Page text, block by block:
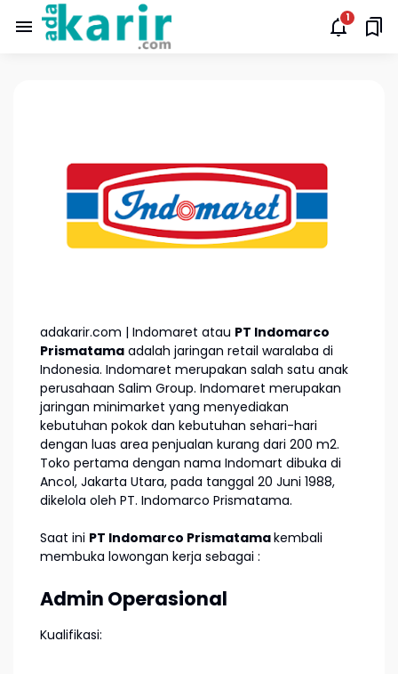
adakarir.com | Indomaret atau PT Indomarco
Prismatama adalah jaringan retail waralaba di
Indonesia. Indomaret merupakan salah satu anak
perusahaan Salim Group. Indomaret merupakan
jaringan minimarket yang menyediakan
kebutuhan pokok dan kebutuhan sehari-hari
dengan luas area penjualan kurang dari 200 m2.
Toko pertama dengan nama Indomart dibuka di
Ancol, Jakarta Utara, pada tanggal 20 Juni 1988,
dikelola oleh PT. Indomarco Prismatama.
Saat ini PT Indomarco Prismatamakembali
membuka lowongan kerja sebagai :
Admin Operasional
Kualifikasi: